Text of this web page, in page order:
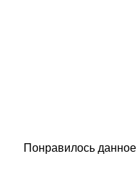
Понравилось